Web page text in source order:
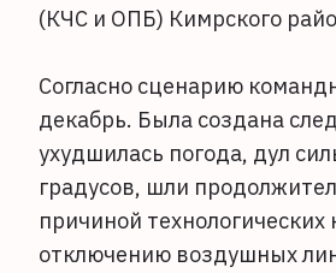
(КЧС и ОПБ) Кимрского
Согласно сценарию
декабрь. Была создана
ухудшилась погода, дул
градусов, шли
причиной
отключению воздушных